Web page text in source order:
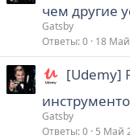
чем другие
Gatsby
Ответы 0 18
[Udemy]
Gatsby
Ответы 0 5 Май